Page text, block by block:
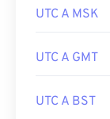
UTC A MSK
UTC A GMT
UTC A BST